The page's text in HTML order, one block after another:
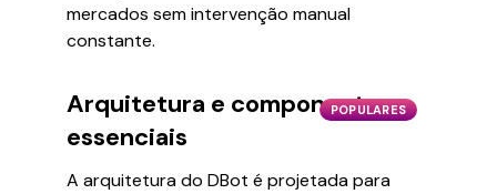
mercados sem intervenção manual
constante.
POPULARES
Arquitetura e componentes
essenciais
A arquitetura do DBot é projetada para